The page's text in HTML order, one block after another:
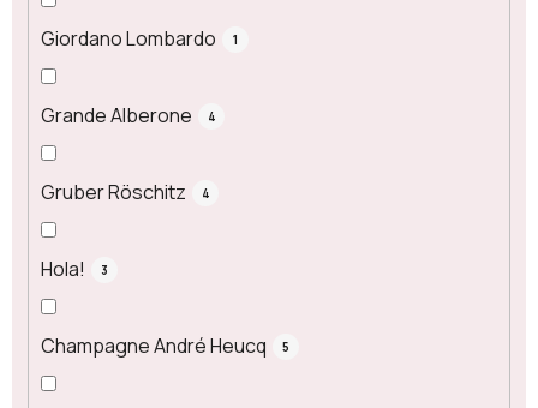
Giordano Lombardo 1
Grande Alberone 4
Gruber Röschitz 4
Hola! 3
Champagne André Heucq 5